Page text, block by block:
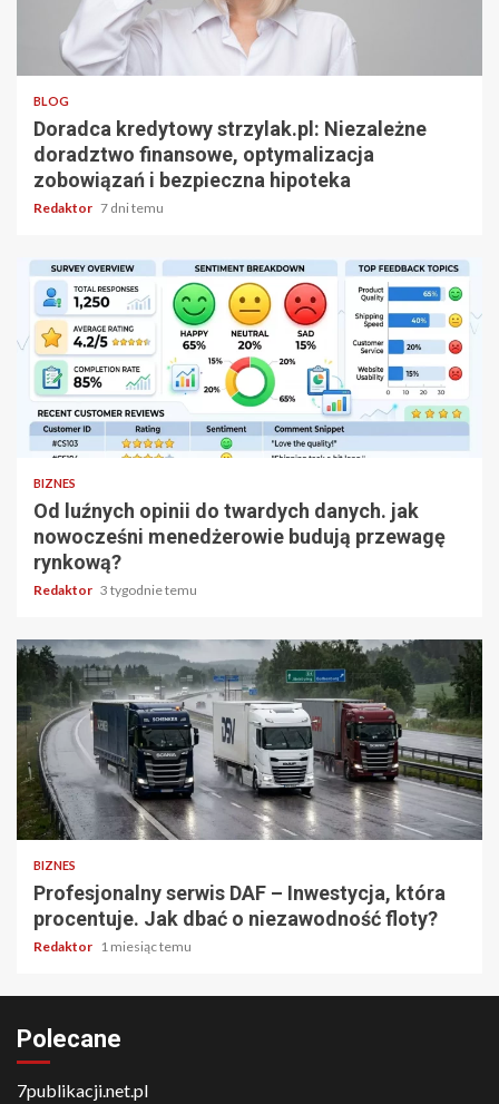
3 min odczytu
BLOG
Doradca kredytowy strzylak.pl: Niezależne
doradztwo finansowe, optymalizacja
zobowiązań i bezpieczna hipoteka
Redaktor 7 dni temu
5 min odczytu
BIZNES
Od luźnych opinii do twardych danych. jak
nowocześni menedżerowie budują przewagę
rynkową?
Redaktor 3 tygodnie temu
6 min odczytu
BIZNES
Profesjonalny serwis DAF – Inwestycja, która
procentuje. Jak dbać o niezawodność floty?
Redaktor 1 miesiąc temu
Polecane
7publikacji.net.pl